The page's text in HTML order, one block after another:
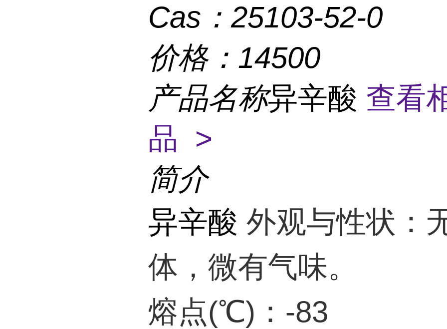
Cas： 25103-52-0
价格： 14500
产品名称异辛酸 查看
品 >
简介
异辛酸 外观与性状：
体，微有气味。
熔点(℃)：-83